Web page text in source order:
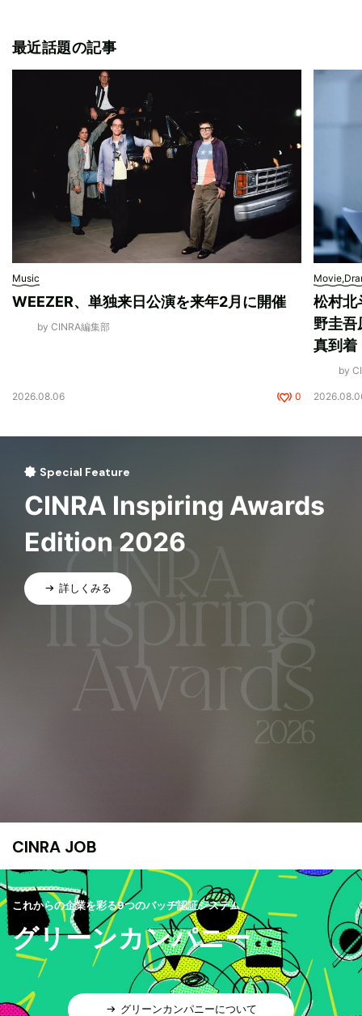
最近話題の記事
Music
WEEZER、単独来日公演を来年2月に開催
by CINRA編集部
2026.08.06 0
松村北
野圭吾
真到着
by
Special Feature
CINRA Inspiring Awards
Edition 2026
詳しくみる
CINRA JOB
これからの企業を彩る9つのバッヂ認証システム
グリーンカンパニー
グリーンカンパニーについて